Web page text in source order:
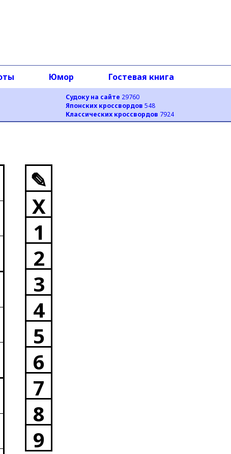
Судоку на сайте 29760
Японских кроссвордов 548
Классических кроссвордов 7924
Юмор Гостевая книга
✎
X
1
2
3
4
5
6
7
8
9